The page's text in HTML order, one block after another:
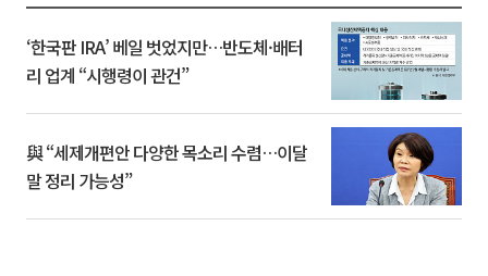
‘한국판 IRA’ 베일 벗었지만…반도체·배터
리 업계 “시행령이 관건”
與 “세제개편안 다양한 목소리 수렴…이달
말 정리 가능성”